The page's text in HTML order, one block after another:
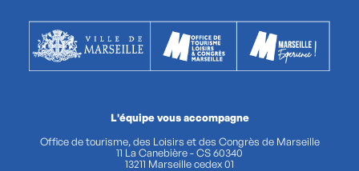
L'équipe vous accompagne
Office de tourisme, des Loisirs et des Congrès de Marseille
11 La Canebière - CS 60340
13211 Marseille cedex 01